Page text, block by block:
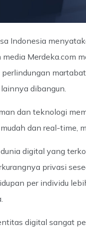
Indonesia
media Merdeka.com
dibangun.
dan teknologi
dan real-time,
digital yang
privasi
per individu
digital sangat